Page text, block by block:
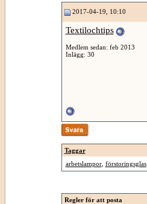
2017-04-19, 10:10
Textilochtips
Medlem sedan: feb 2013
Inlägg: 30
Taggar
arbetslampor, förstoringsglas,
Regler för att posta